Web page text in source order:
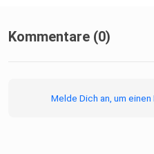
Kommentare (0)
Melde Dich an, um